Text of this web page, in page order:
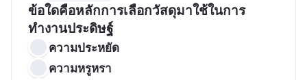
ข้อใดคือหลักการเลือกวัสดุมาใช้ในการ
ทำงานประดิษฐ์
ความประหยัด
ความหรูหรา